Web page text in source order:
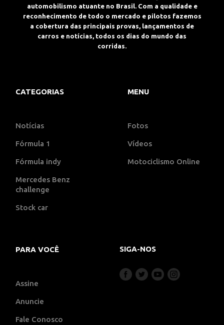
automobilismo atuante no Brasil. Com a qualidade e
reconhecimento de todo o mercado e pilotos fazemos
a cobertura das principais provas, lançamentos de
carros e notícias, todos os dias do mundo das
corridas.
CATEGORIAS
Notícias
Fórmula 1
Fórmula indy
Mercedes Benz
challenge
Stock car
MENU
Fotos
Vídeos
Motociclismo Online
PARA VOCÊ
Assine
Anuncie
Fale Conosco
SIGA-NOS